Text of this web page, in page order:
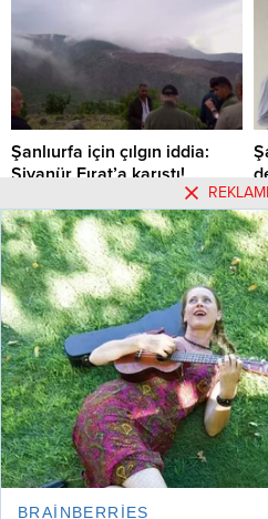
üzerine çıkardıklarını belirterek,
test kitlerinde herhangi bir
sıkıntılarının olmadığını söyledi.
Şanlıurfa için çılgın iddia:
Siyanür Fırat’a karıştı!
Şanlıurfa için çılgın iddia: Siyanür
Fırat'a karıştı!
25.06.2022 04:43 0
Hakkımızda
Gizlilik Politikası
Tüm Yazarlar
İletişim